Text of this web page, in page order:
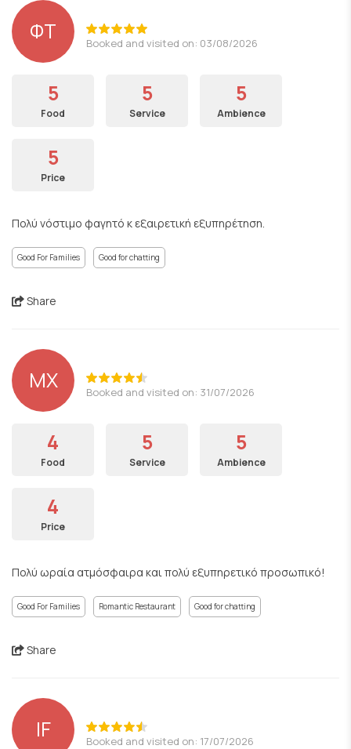
ΦΤ Booked and visited on: 03/08/2026
5
Food
5
Service
5
Ambience
5
Price
Πολύ νόστιμο φαγητό κ εξαιρετική εξυπηρέτηση.
Good For Families Good for chatting
Share
ΜΧ Booked and visited on: 31/07/2026
4
Food
5
Service
5
Ambience
4
Price
Πολύ ωραία ατμόσφαιρα και πολύ εξυπηρετικό προσωπικό!
Good For Families Romantic Restaurant Good for chatting
Share
IF Booked and visited on: 17/07/2026